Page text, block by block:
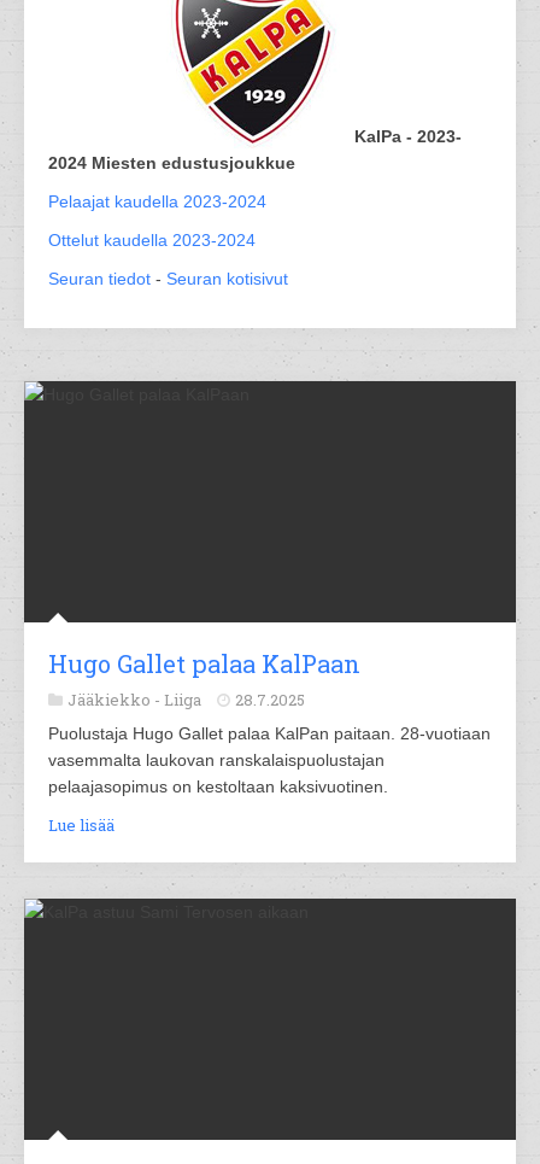
KalPa - 2023-
2024 Miesten edustusjoukkue
Pelaajat kaudella 2023-2024
Ottelut kaudella 2023-2024
Seuran tiedot - Seuran kotisivut
Hugo Gallet palaa KalPaan
Jääkiekko - Liiga 28.7.2025
Puolustaja Hugo Gallet palaa KalPan paitaan. 28-vuotiaan
vasemmalta laukovan ranskalaispuolustajan
pelaajasopimus on kestoltaan kaksivuotinen.
Lue lisää